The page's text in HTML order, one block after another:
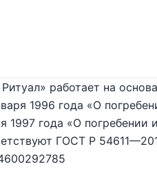
работает на
1996 года «О
года «О погребении
ГОСТ Р